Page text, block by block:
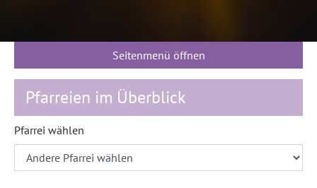
Seitenmenü öffnen
Pfarreien im Überblick
Pfarrei wählen